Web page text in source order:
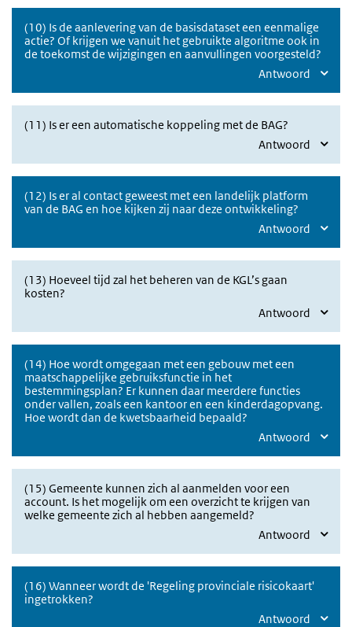
(10) Is de aanlevering van de basisdataset een eenmalige
actie? Of krijgen we vanuit het gebruikte algoritme ook in
de toekomst de wijzigingen en aanvullingen voorgesteld?
Antwoord
(11) Is er een automatische koppeling met de BAG?
Antwoord
(12) Is er al contact geweest met een landelijk platform
van de BAG en hoe kijken zij naar deze ontwikkeling?
Antwoord
(13) Hoeveel tijd zal het beheren van de KGL’s gaan
kosten?
Antwoord
(14) Hoe wordt omgegaan met een gebouw met een
maatschappelijke gebruiksfunctie in het
bestemmingsplan? Er kunnen daar meerdere functies
onder vallen, zoals een kantoor en een kinderdagopvang.
Hoe wordt dan de kwetsbaarheid bepaald?
Antwoord
(15) Gemeente kunnen zich al aanmelden voor een
account. Is het mogelijk om een overzicht te krijgen van
welke gemeente zich al hebben aangemeld?
Antwoord
(16) Wanneer wordt de 'Regeling provinciale risicokaart'
ingetrokken?
Antwoord